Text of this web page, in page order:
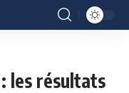
les résultats